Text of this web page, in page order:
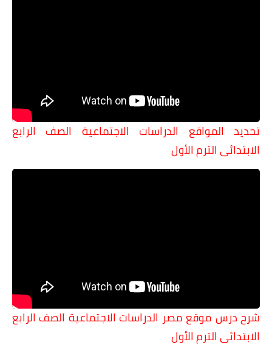
تحديد المواقع الدراسات الاجتماعية الصف الرابع
الابتدائى الترم الأول
شرح درس موقع مصر الدراسات الاجتماعية الصف الرابع
الابتدائى الترم الأول